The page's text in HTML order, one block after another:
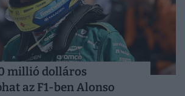
millió dolláros
az F1-ben Alonso